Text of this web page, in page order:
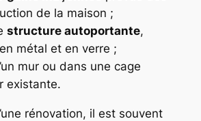
de la maison ;
structure autoportante,
métal et en verre ;
mur ou dans une cage
existante.
rénovation, il est souvent